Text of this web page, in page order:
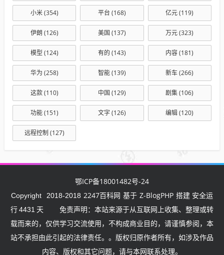
小米(354) 平台 (168) 亿元(119)
伊朗 (126) 美国 (137) 万元(323)
模型 (124) 有的 (143) 内容(181)
华为 (258) 智能(139) 新车(266)
这款(110) 中国 (129) 剧集(106)
功能(151) 文字(126) 编辑(120)
远程控制 (127)
鄂ICP备18001482号-24
Copyright 2018-2018 2247百科网 基于 Z-BlogPHP 搭建 安全运
行4431 天
免责声明：本站来源于从互联网上收集、整理或转
载而来的，仅供学习交流使用，不构成商业目的，请谨慎参阅，本
站不承担由此引起的法律责任。。版权归原作者所有，如涉及作品
内容、版权和其它问题，请与本网联系处理。